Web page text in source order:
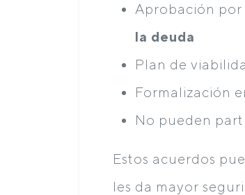
Aprobación por
la deuda
Plan de
Formalización
No pueden
Estos acuerdos
les da mayor